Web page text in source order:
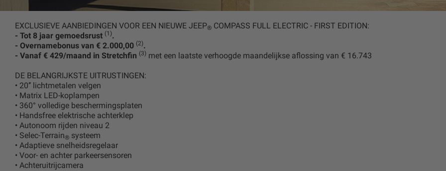
EXCLUSIEVE AANBIEDINGEN VOOR EEN NIEUWE JEEP® COMPASS FULL ELECTRIC - FIRST EDITION:
- Tot 8 jaar gemoedsrust (1).
- Overnamebonus van € 2.000,00 (2).
- Vanaf € 429/maand in Stretchfin (3) met een laatste verhoogde maandelijkse aflossing van € 16.743
DE BELANGRIJKSTE UITRUSTINGEN:
• 20’’ lichtmetalen velgen
• Matrix LED-koplampen
• 360° volledige beschermingsplaten
• Handsfree elektrische achterklep
• Autonoom rijden niveau 2
• Selec-Terrain® systeem
• Adaptieve snelheidsregelaar
• Voor- en achter parkeersensoren
• Achteruitrijcamera